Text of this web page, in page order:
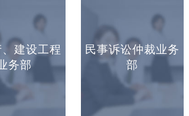
建设工程
务部
民事诉讼仲裁业务
部